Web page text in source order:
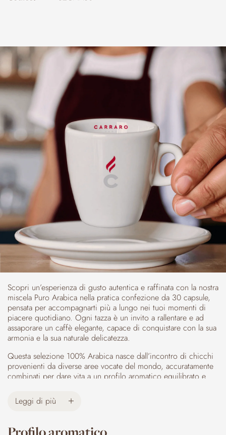
Scopri un’esperienza di gusto autentica e raffinata con la nostra
miscela Puro Arabica nella pratica confezione da 30 capsule,
pensata per accompagnarti più a lungo nei tuoi momenti di
piacere quotidiano. Ogni tazza è un invito a rallentare e ad
assaporare un caffè elegante, capace di conquistare con la sua
armonia e la sua naturale delicatezza.
Questa selezione 100% Arabica nasce dall’incontro di chicchi
provenienti da diverse aree vocate del mondo, accuratamente
combinati per dare vita a un profilo aromatico equilibrato e
caratterizzato da note delicate e una dolcezza naturale che si
esprime senza bisogno di aggiunte, rendendo ogni sorso
Leggi di più